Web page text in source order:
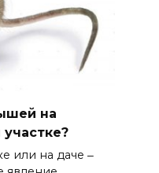
на
или на даче ‒